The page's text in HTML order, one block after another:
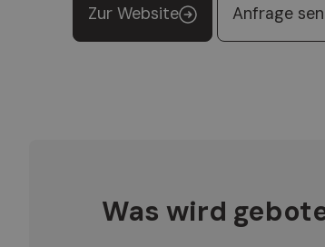
Zur Website Anfrage
Was wird